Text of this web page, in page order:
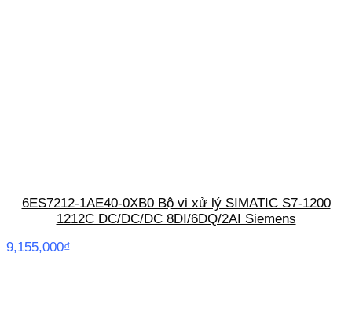
6ES7212-1AE40-0XB0 Bộ vi xử lý SIMATIC S7-1200
1212C DC/DC/DC 8DI/6DQ/2AI Siemens
9,155,000₫